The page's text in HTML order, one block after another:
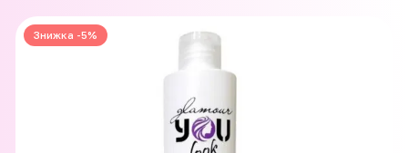
Знижка -5%